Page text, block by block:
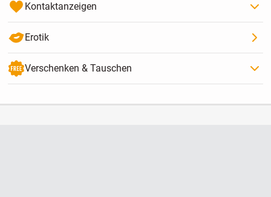
Kontaktanzeigen
Erotik
Verschenken & Tauschen